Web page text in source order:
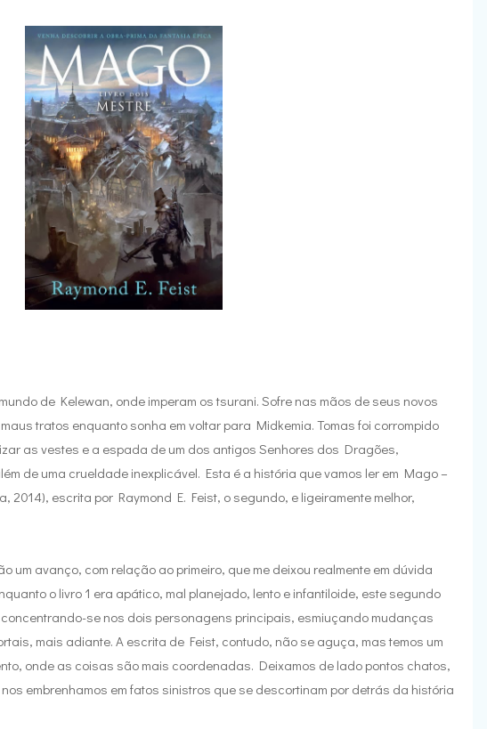
de Kelewan, onde imperam os tsurani. Sofre nas mãos de seus novos
tratos enquanto sonha em voltar para Midkemia. Tomas foi corrompido
as vestes e a espada de um dos antigos Senhores dos Dragões,
de uma crueldade inexplicável. Esta é a história que vamos ler em Mago –
2014), escrita por Raymond E. Feist, o segundo, e ligeiramente melhor,
um avanço, com relação ao primeiro, que me deixou realmente em dúvida
o livro 1 era apático, mal planejado, lento e infantiloide, este segundo
se nos dois personagens principais, esmiuçando mudanças
mais adiante. A escrita de Feist, contudo, não se aguça, mas temos um
onde as coisas são mais coordenadas. Deixamos de lado pontos chatos,
embrenhamos em fatos sinistros que se descortinam por detrás da história